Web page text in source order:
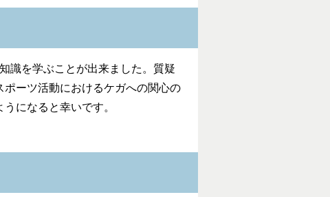
識を学ぶことが出来ました。質疑
ーツ活動におけるケガへの関心の
になると幸いです。